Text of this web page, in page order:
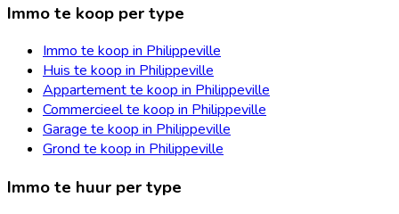
Immo te koop per type
Immo te koop in Philippeville
Huis te koop in Philippeville
Appartement te koop in Philippeville
Commercieel te koop in Philippeville
Garage te koop in Philippeville
Grond te koop in Philippeville
Immo te huur per type